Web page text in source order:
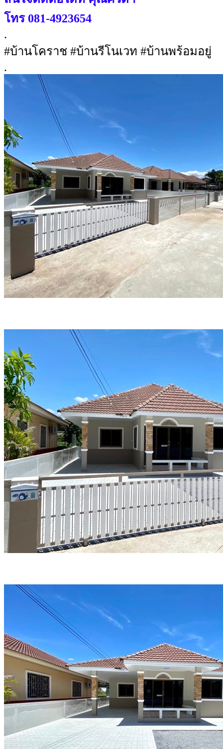
โทร 081-4923654
.
#บ้านโคราช #บ้านรีโนเวท #บ้านพร้อมอยู่
.